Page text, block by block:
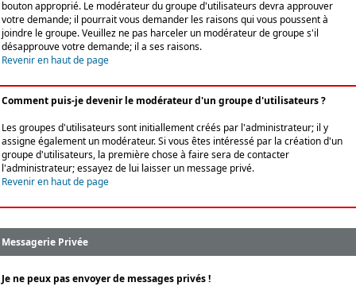
bouton approprié. Le modérateur du groupe d'utilisateurs devra approuver
votre demande; il pourrait vous demander les raisons qui vous poussent à
joindre le groupe. Veuillez ne pas harceler un modérateur de groupe s'il
désapprouve votre demande; il a ses raisons.
Revenir en haut de page
Comment puis-je devenir le modérateur d'un groupe d'utilisateurs ?
Les groupes d'utilisateurs sont initiallement créés par l'administrateur; il y
assigne également un modérateur. Si vous êtes intéressé par la création d'un
groupe d'utilisateurs, la première chose à faire sera de contacter
l'administrateur; essayez de lui laisser un message privé.
Revenir en haut de page
Messagerie Privée
Je ne peux pas envoyer de messages privés !